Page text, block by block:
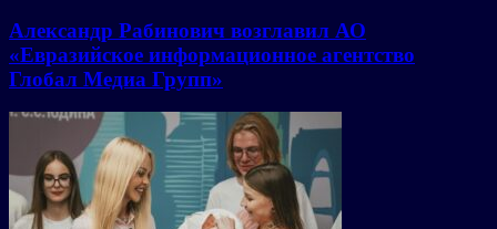
Александр Рабинович возглавил АО
«Евразийское информационное агентство
Глобал Медиа Групп»